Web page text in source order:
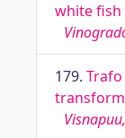
white fish
179.